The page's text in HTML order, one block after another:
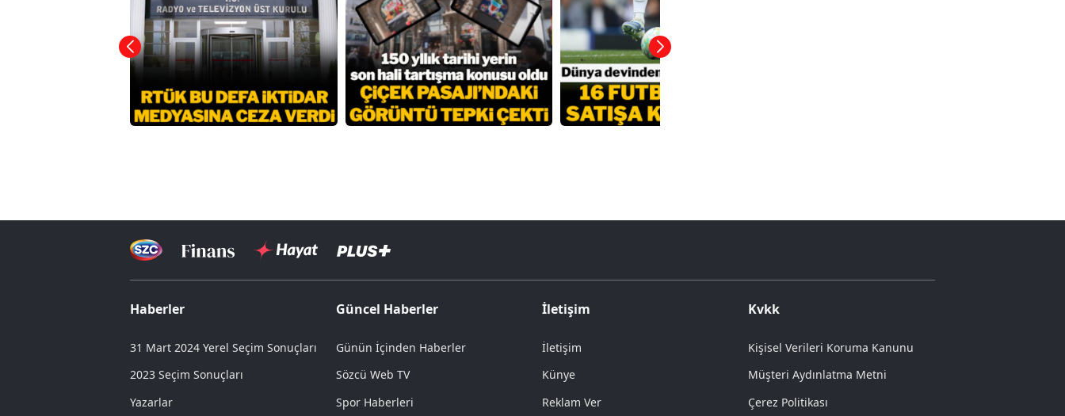
Haberler
31 Mart 2024 Yerel Seçim Sonuçları
2023 Seçim Sonuçları
Yazarlar
Güncel Haberler
Günün İçinden Haberler
Sözcü Web TV
Spor Haberleri
İletişim
İletişim
Künye
Reklam Ver
Kvkk
Kişisel Verileri Koruma Kanunu
Müşteri Aydınlatma Metni
Çerez Politikası